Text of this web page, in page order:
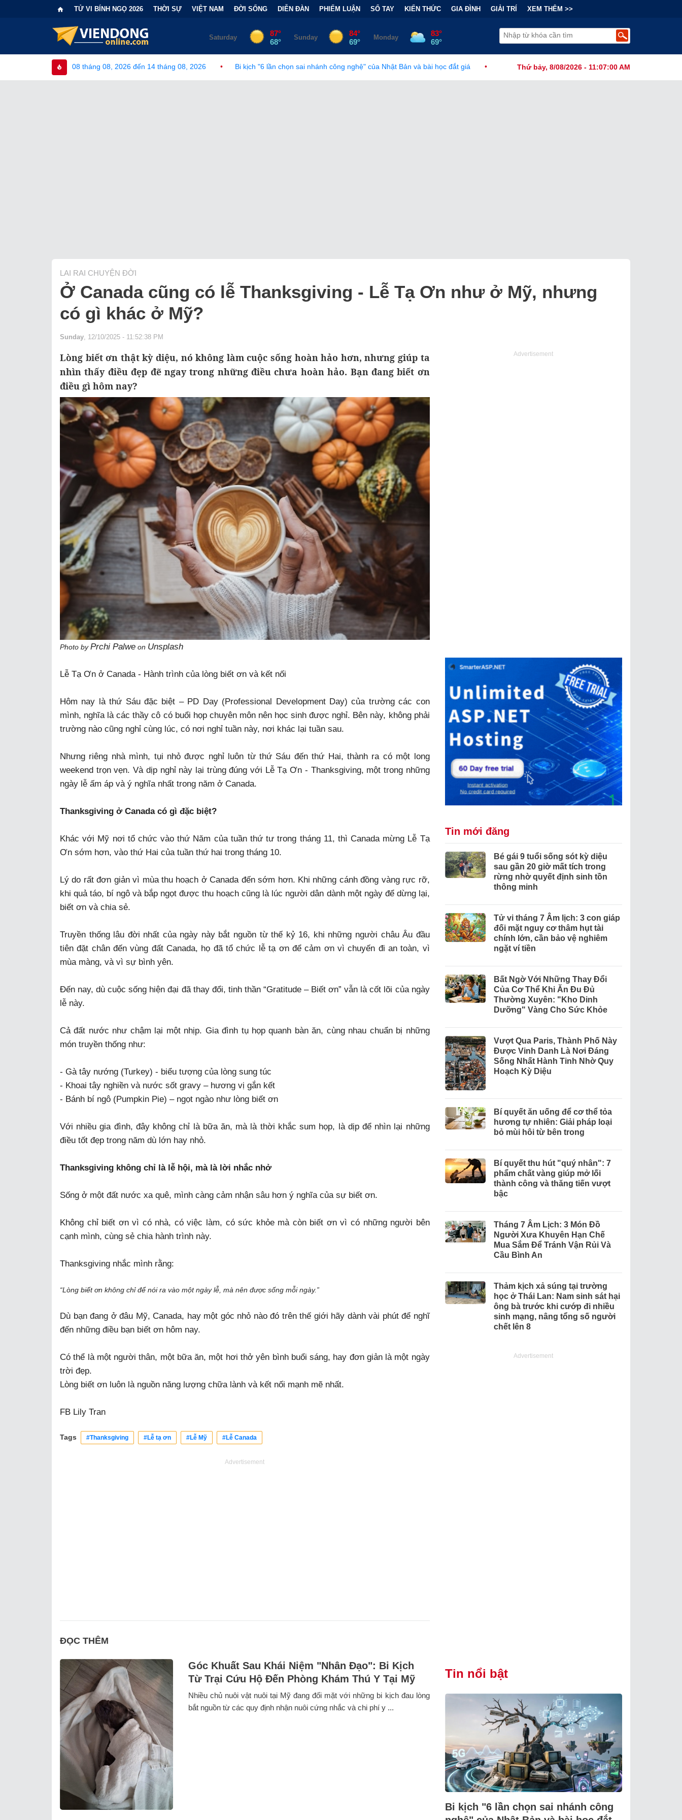
TỬ VI BÍNH NGỌ 2026 THỜI SỰ VIỆT NAM ĐỜI SỐNG DIỄN ĐÀN PHIẾM LUẬN SỔ TAY KIẾN THỨC GIA ĐÌNH GIẢI TRÍ XEM THÊM >>
Thứ bảy, 8/08/2026 - 11:07:02 AM
tháng 08, 2026 đến 14 tháng 08, 2026 • Bi kịch "6 lần chọn sai nhánh công nghệ" của Nhật Bản và bài học đắt giá • Bẫy Tài Chính Đằng Sau "Cơn Sốt" Trà Sữa Nhượng Quyền: Lợi Nhuận Thuộc
LAI RAI CHUYỆN ĐỜI
Ở Canada cũng có lễ Thanksgiving - Lễ Tạ Ơn như ở Mỹ, nhưng
có gì khác ở Mỹ?
Sunday , 12/10/2025 - 11:52:38 PM
Lòng biết ơn thật kỳ diệu, nó không làm cuộc sống hoàn hảo hơn, nhưng giúp ta
nhìn thấy điều đẹp đẽ ngay trong những điều chưa hoàn hảo. Bạn đang biết ơn
điều gì hôm nay?
Photo byPrchi Palwe on Unsplash
Lễ Tạ Ơn ở Canada - Hành trình của lòng biết ơn và kết nối
Hôm nay là thứ Sáu đặc biệt – PD Day (Professional Development Day) của trường các con
mình, nghĩa là các thầy cô có buổi họp chuyên môn nên học sinh được nghỉ. Bên này, không phải
trường nào cũng nghỉ cùng lúc, có nơi nghỉ tuần này, nơi khác lại tuần sau.
Nhưng riêng nhà mình, tụi nhỏ được nghỉ luôn từ thứ Sáu đến thứ Hai, thành ra có một long
weekend trọn vẹn. Và dịp nghỉ này lại trùng đúng với Lễ Tạ Ơn - Thanksgiving, một trong những
ngày lễ ấm áp và ý nghĩa nhất trong năm ở Canada.
Thanksgiving ở Canada có gì đặc biệt?
Khác với Mỹ nơi tổ chức vào thứ Năm của tuần thứ tư trong tháng 11, thì Canada mừng Lễ Tạ
Ơn sớm hơn, vào thứ Hai của tuần thứ hai trong tháng 10.
Lý do rất đơn giản vì mùa thu hoạch ở Canada đến sớm hơn. Khi những cánh đồng vàng rực rỡ,
khi quả táo, bí ngô và bắp ngọt được thu hoạch cũng là lúc người dân dành một ngày để dừng lại,
biết ơn và chia sẻ.
Truyền thống lâu đời nhất của ngày này bắt nguồn từ thế kỷ 16, khi những người châu Âu đầu
tiên đặt chân đến vùng đất Canada, họ đã tổ chức lễ tạ ơn để cảm ơn vì chuyến đi an toàn, vì
mùa màng, và vì sự bình yên.
Đến nay, dù cuộc sống hiện đại đã thay đổi, tinh thần “Gratitude – Biết ơn” vẫn là cốt lõi của ngày
lễ này.
Cả đất nước như chậm lại một nhịp. Gia đình tụ họp quanh bàn ăn, cùng nhau chuẩn bị những
món truyền thống như:
- Gà tây nướng (Turkey) - biểu tượng của lòng sung túc
- Khoai tây nghiền và nước sốt gravy – hương vị gắn kết
- Bánh bí ngô (Pumpkin Pie) – ngọt ngào như lòng biết ơn
Với nhiều gia đình, đây không chỉ là bữa ăn, mà là thời khắc sum họp, là dịp để nhìn lại những
điều tốt đẹp trong năm dù lớn hay nhỏ.
Thanksgiving không chỉ là lễ hội, mà là lời nhắc nhở
Sống ở một đất nước xa quê, mình càng cảm nhận sâu hơn ý nghĩa của sự biết ơn.
Không chỉ biết ơn vì có nhà, có việc làm, có sức khỏe mà còn biết ơn vì có những người bên
cạnh mình, cùng sẻ chia hành trình này.
Thanksgiving nhắc mình rằng:
“Lòng biết ơn không chỉ để nói ra vào một ngày lễ, mà nên được sống mỗi ngày.”
Dù bạn đang ở đâu Mỹ, Canada, hay một góc nhỏ nào đó trên thế giới hãy dành vài phút để nghĩ
đến những điều bạn biết ơn hôm nay.
Có thể là một người thân, một bữa ăn, một hơi thở yên bình buổi sáng, hay đơn giản là một ngày
trời đẹp.
Lòng biết ơn luôn là nguồn năng lượng chữa lành và kết nối mạnh mẽ nhất.
FB Lily Tran
Tags #Thanksgiving #Lễ tạ ơn #Lễ Mỹ #Lễ Canada
Advertisement
ĐỌC THÊM
Góc Khuất Sau Khái Niệm "Nhân Đạo": Bi Kịch
Từ Trại Cứu Hộ Đến Phòng Khám Thú Y Tại Mỹ
Nhiều chủ nuôi vật nuôi tại Mỹ đang đối mặt với những bi kịch đau lòng
bắt nguồn từ các quy định nhận nuôi cứng nhắc và chi phí y ...
Advertisement
Tin mới đăng
Bé gái 9 tuổi sống sót kỳ diệu
sau gần 20 giờ mất tích trong
rừng nhờ quyết định sinh tồn
thông minh
Tử vi tháng 7 Âm lịch: 3 con giáp
đối mặt nguy cơ thâm hụt tài
chính lớn, cần bảo vệ nghiêm
ngặt ví tiền
Bất Ngờ Với Những Thay Đổi
Của Cơ Thể Khi Ăn Đu Đủ
Thường Xuyên: "Kho Dinh
Dưỡng" Vàng Cho Sức Khỏe
Vượt Qua Paris, Thành Phố Này
Được Vinh Danh Là Nơi Đáng
Sống Nhất Hành Tinh Nhờ Quy
Hoạch Kỳ Diệu
Bí quyết ăn uống để cơ thể tỏa
hương tự nhiên: Giải pháp loại
bỏ mùi hôi từ bên trong
Bí quyết thu hút "quý nhân": 7
phẩm chất vàng giúp mở lối
thành công và thăng tiến vượt
bậc
Tháng 7 Âm Lịch: 3 Món Đồ
Người Xưa Khuyên Hạn Chế
Mua Sắm Để Tránh Vận Rủi Và
Cầu Bình An
Thảm kịch xả súng tại trường
học ở Thái Lan: Nam sinh sát hại
ông bà trước khi cướp đi nhiều
sinh mạng, nâng tổng số người
chết lên 8
Advertisement
Tin nổi bật
Bi kịch "6 lần chọn sai nhánh công